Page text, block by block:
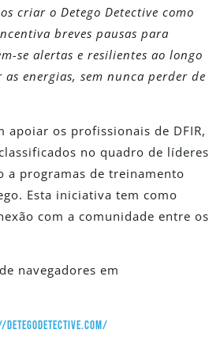
criar o Detego Detective como
breves pausas para
se alertas e resilientes ao longo
energias, sem nunca perder de
apoiar os profissionais de DFIR,
no quadro de líderes
a programas de treinamento
Esta iniciativa tem como
com a comunidade entre os
navegadores em